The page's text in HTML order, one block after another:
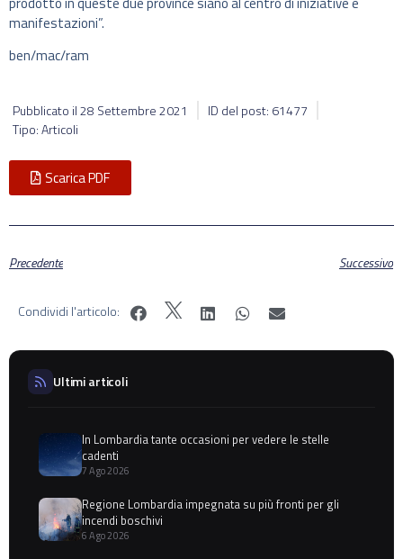
manifestazioni”.
ben/mac/ram
Pubblicato il28 Settembre 2021
ID del post: 61477
Tipo: Articoli
Scarica PDF
Precedente Successivo
Condividi l'articolo:
Ultimi articoli
In Lombardia tante occasioni per vedere le stelle
cadenti
7 Ago 2026
Regione Lombardia impegnata su più fronti per gli
incendi boschivi
6 Ago 2026